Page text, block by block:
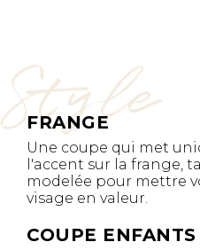
Style
FRANGE
Une coupe qui met
l'accent sur la frange,
modelée pour mettre
visage en valeur.
COUPE ENFANTS